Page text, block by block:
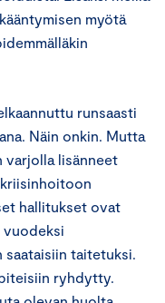
myötä
runsaasti
Näin onkin. Mutta
lisänneet
hallitukset ovat
vuodeksi
saataisiin taitetuksi.
ryhdytty.